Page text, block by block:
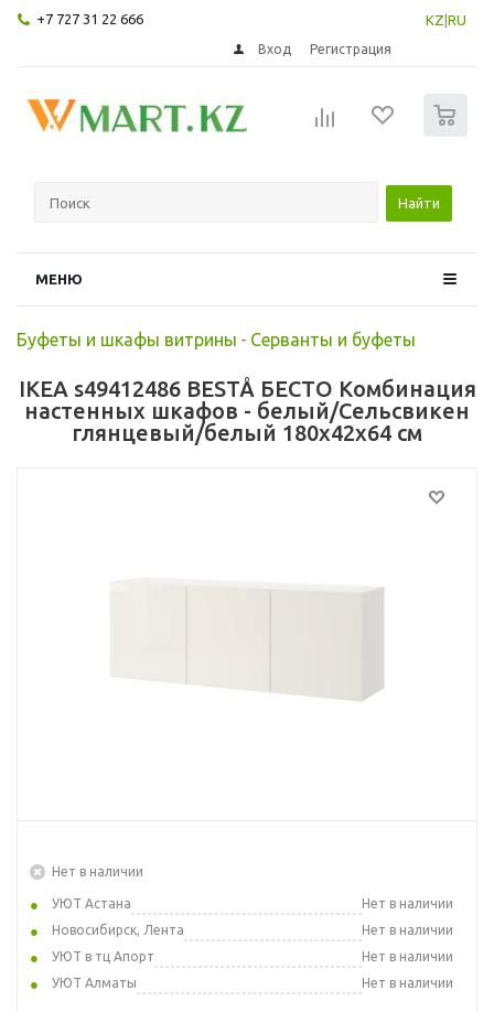
+7 727 31 22 666 KZ RU
Вход Регистрация
Найти
МЕНЮ
Буфеты и шкафы витрины - Серванты и буфеты
IKEA s49412486 BESTÅ БЕСТО Комбинация
настенных шкафов - белый/Сельсвикен
глянцевый/белый 180x42x64 см
Нет в наличии
УЮТ Астана
Нет в наличии
Новосибирск, Лента
Нет в наличии
УЮТ в тц Апорт
Нет в наличии
УЮТ Алматы
Нет в наличии